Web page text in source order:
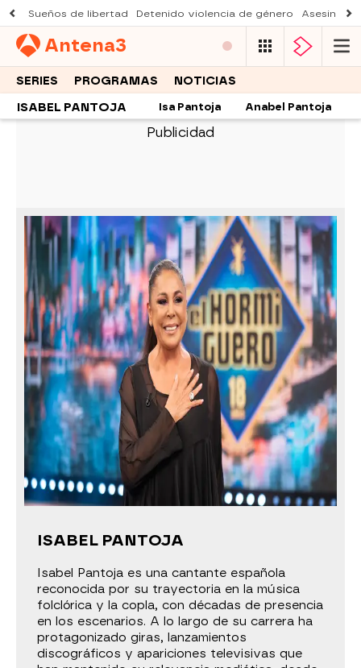
Sueños de libertad Detenido violencia de género Asesinato
Antena3
SERIES PROGRAMAS NOTICIAS
ISABEL PANTOJA Isa Pantoja Anabel Pantoja
ISABEL PANTOJA
Isabel Pantoja es una cantante española
reconocida por su trayectoria en la música
folclórica y la copla, con décadas de presencia
en los escenarios. A lo largo de su carrera ha
protagonizado giras, lanzamientos
discográficos y apariciones televisivas que